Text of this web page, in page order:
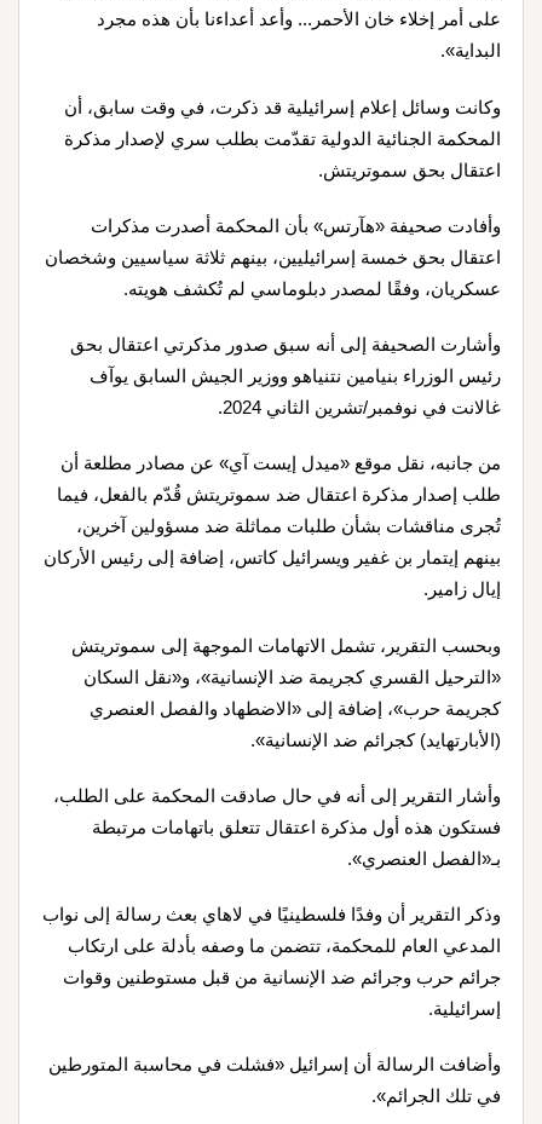
على أمر إخلاء خان الأحمر... وأعد أعداءنا بأن هذه مجرد
البداية».
وكانت وسائل إعلام إسرائيلية قد ذكرت، في وقت سابق، أن
المحكمة الجنائية الدولية تقدّمت بطلب سري لإصدار مذكرة
اعتقال بحق سموتريتش.
وأفادت صحيفة «هآرتس» بأن المحكمة أصدرت مذكرات
اعتقال بحق خمسة إسرائيليين، بينهم ثلاثة سياسيين وشخصان
عسكريان، وفقًا لمصدر دبلوماسي لم تُكشف هويته.
وأشارت الصحيفة إلى أنه سبق صدور مذكرتي اعتقال بحق
رئيس الوزراء بنيامين نتنياهو ووزير الجيش السابق يوآف
غالانت في نوفمبر/تشرين الثاني 2024
.
من جانبه، نقل موقع «ميدل إيست آي» عن مصادر مطلعة أن
طلب إصدار مذكرة اعتقال ضد سموتريتش قُدّم بالفعل، فيما
تُجرى مناقشات بشأن طلبات مماثلة ضد مسؤولين آخرين،
بينهم إيتمار بن غفير ويسرائيل كاتس، إضافة إلى رئيس الأركان
إيال زامير .
وبحسب التقرير، تشمل الاتهامات الموجهة إلى سموتريتش
«الترحيل القسري كجريمة ضد الإنسانية»، و«نقل السكان
كجريمة حرب»، إضافة إلى «الاضطهاد والفصل العنصري
(الأبارتهايد) كجرائم ضد الإنسانية».
وأشار التقرير إلى أنه في حال صادقت المحكمة على الطلب،
فستكون هذه أول مذكرة اعتقال تتعلق باتهامات مرتبطة
بـ«الفصل العنصري».
وذكر التقرير أن وفدًا فلسطينيًا في لاهاي بعث رسالة إلى نواب
المدعي العام للمحكمة، تتضمن ما وصفه بأدلة على ارتكاب
جرائم حرب وجرائم ضد الإنسانية من قبل مستوطنين وقوات
إسرائيلية.
وأضافت الرسالة أن إسرائيل «فشلت في محاسبة المتورطين
في تلك الجرائم».